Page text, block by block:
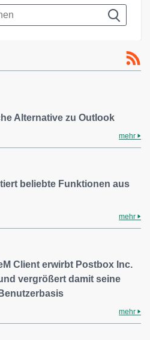
Alternative zu Outlook
mehr
beliebte Funktionen aus
mehr
Client erwirbt Postbox Inc.
vergrößert damit seine
Benutzerbasis
mehr